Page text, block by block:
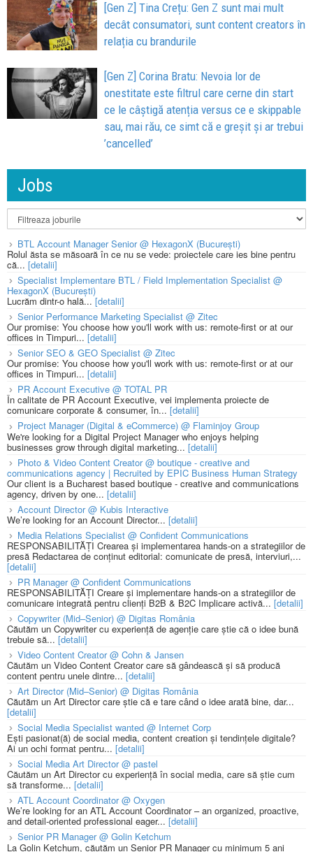
[Gen Z] Tina Crețu: Gen Z sunt mai mult
decât consumatori, sunt content creators în
relația cu brandurile
[Gen Z] Corina Bratu: Nevoia lor de
onestitate este filtrul care cerne din start
ce le câștigă atenția versus ce e skippable
sau, mai rău, ce simt că e greșit și ar trebui
’cancelled’
Jobs
BTL Account Manager Senior @ HexagonX (București)
Rolul ăsta se măsoară în ce nu se vede: proiectele care ies bine pentru
că... [detalii]
Specialist Implementare BTL / Field Implementation Specialist @
HexagonX (București)
Lucrăm dintr-o hală... [detalii]
Senior Performance Marketing Specialist @ Zitec
Our promise: You choose how you'll work with us: remote-first or at our
offices in Timpuri... [detalii]
Senior SEO & GEO Specialist @ Zitec
Our promise: You choose how you'll work with us: remote-first or at our
offices in Timpuri... [detalii]
PR Account Executive @ TOTAL PR
În calitate de PR Account Executive, vei implementa proiecte de
comunicare corporate & consumer, în... [detalii]
Project Manager (Digital & eCommerce) @ Flaminjoy Group
We're looking for a Digital Project Manager who enjoys helping
businesses grow through digital marketing... [detalii]
Photo & Video Content Creator @ boutique - creative and
communications agency | Recruited by EPIC Business Human Strategy
Our client is a Bucharest based boutique - creative and communications
agency, driven by one... [detalii]
Account Director @ Kubis Interactive
We’re looking for an Account Director... [detalii]
Media Relations Specialist @ Confident Communications
RESPONSABILITĂȚI Crearea și implementarea hands-on a strategiilor de
presă Redactarea de conținut editorial: comunicate de presă, interviuri,...
[detalii]
PR Manager @ Confident Communications
RESPONSABILITĂȚI Creare și implementare hands-on a strategiilor de
comunicare integrată pentru clienți B2B & B2C Implicare activă... [detalii]
Copywriter (Mid–Senior) @ Digitas România
Căutăm un Copywriter cu experiență de agenție care știe că o idee bună
trebuie să... [detalii]
Video Content Creator @ Cohn & Jansen
Căutăm un Video Content Creator care să gândească și să producă
content pentru unele dintre... [detalii]
Art Director (Mid–Senior) @ Digitas România
Căutăm un Art Director care știe că e tare când o idee arată bine, dar...
[detalii]
Social Media Specialist wanted @ Internet Corp
Ești pasionat(ă) de social media, content creation și tendințele digitale?
Ai un ochi format pentru... [detalii]
Social Media Art Director @ pastel
Căutăm un Art Director cu experiență în social media, care să știe cum
să transforme... [detalii]
ATL Account Coordinator @ Oxygen
We’re looking for an ATL Account Coordinator – an organized, proactive,
and detail-oriented professional eager... [detalii]
Senior PR Manager @ Golin Ketchum
La Golin Ketchum, căutăm un Senior PR Manager cu minimum 5 ani